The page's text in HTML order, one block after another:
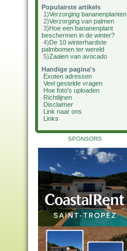
Populairste artikels
1)Verzorging bananenplanten
2)Verzorging van palmen
3)Hoe een bananenplant
beschermen in de winter?
4)De 10 winterhardste
palmbomen ter wereld
5)Zaaien van avocado
Handige pagina's
Exoten adressen
Veel gestelde vragen
Hoe foto's uploaden
Richtlijnen
Disclaimer
Link naar ons
Links
SPONSORS